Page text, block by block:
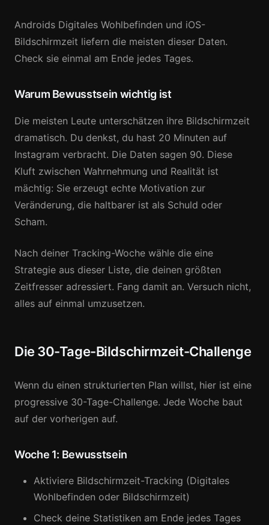
Androids Digitales Wohlbefinden und iOS-
Bildschirmzeit liefern die meisten dieser Daten.
Check sie einmal am Ende jedes Tages.
Warum Bewusstsein wichtig ist
Die meisten Leute unterschätzen ihre Bildschirmzeit
dramatisch. Du denkst, du hast 20 Minuten auf
Instagram verbracht. Die Daten sagen 90. Diese
Kluft zwischen Wahrnehmung und Realität ist
mächtig: Sie erzeugt echte Motivation zur
Veränderung, die haltbarer ist als Schuld oder
Scham.
Nach deiner Tracking-Woche wähle die eine
Strategie aus dieser Liste, die deinen größten
Zeitfresser adressiert. Fang damit an. Versuch nicht,
alles auf einmal umzusetzen.
Die 30-Tage-Bildschirmzeit-Challenge
Wenn du einen strukturierten Plan willst, hier ist eine
progressive 30-Tage-Challenge. Jede Woche baut
auf der vorherigen auf.
Woche 1: Bewusstsein
Aktiviere Bildschirmzeit-Tracking (Digitales
Wohlbefinden oder Bildschirmzeit)
Check deine Statistiken am Ende jedes Tages